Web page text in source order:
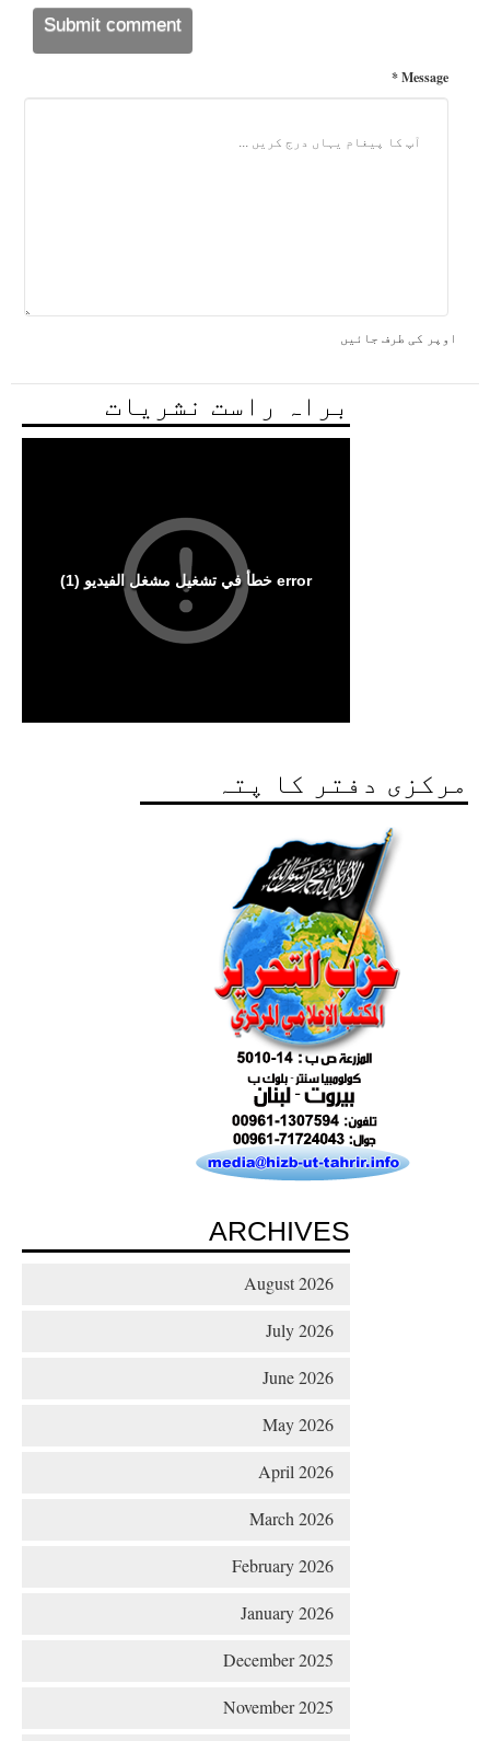
Message *
اوپر کی طرف جائیں
براہ راست نشریات
مرکزی دفتر کا پتہ
ARCHIVES
August 2026
July 2026
June 2026
May 2026
April 2026
March 2026
February 2026
January 2026
December 2025
November 2025
Ummah's Constitution App for Android